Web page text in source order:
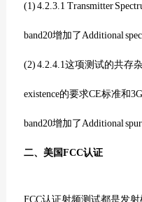
(1) 4.2.3.1 Transmitter
band20增加了Additional
(2) 4.2.4.1这项测试的共存
existence的要求CE标准和
band20增加了Additional
二、美国FCC认证
FCC认证射频测试都是发